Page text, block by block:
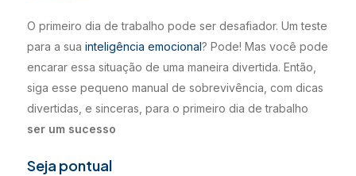
O primeiro dia de trabalho pode ser desafiador. Um teste
para a sua inteligência emocional? Pode! Mas você pode
encarar essa situação de uma maneira divertida. Então,
siga esse pequeno manual de sobrevivência, com dicas
divertidas, e sinceras, para o primeiro dia de trabalho
ser um sucesso
Seja pontual